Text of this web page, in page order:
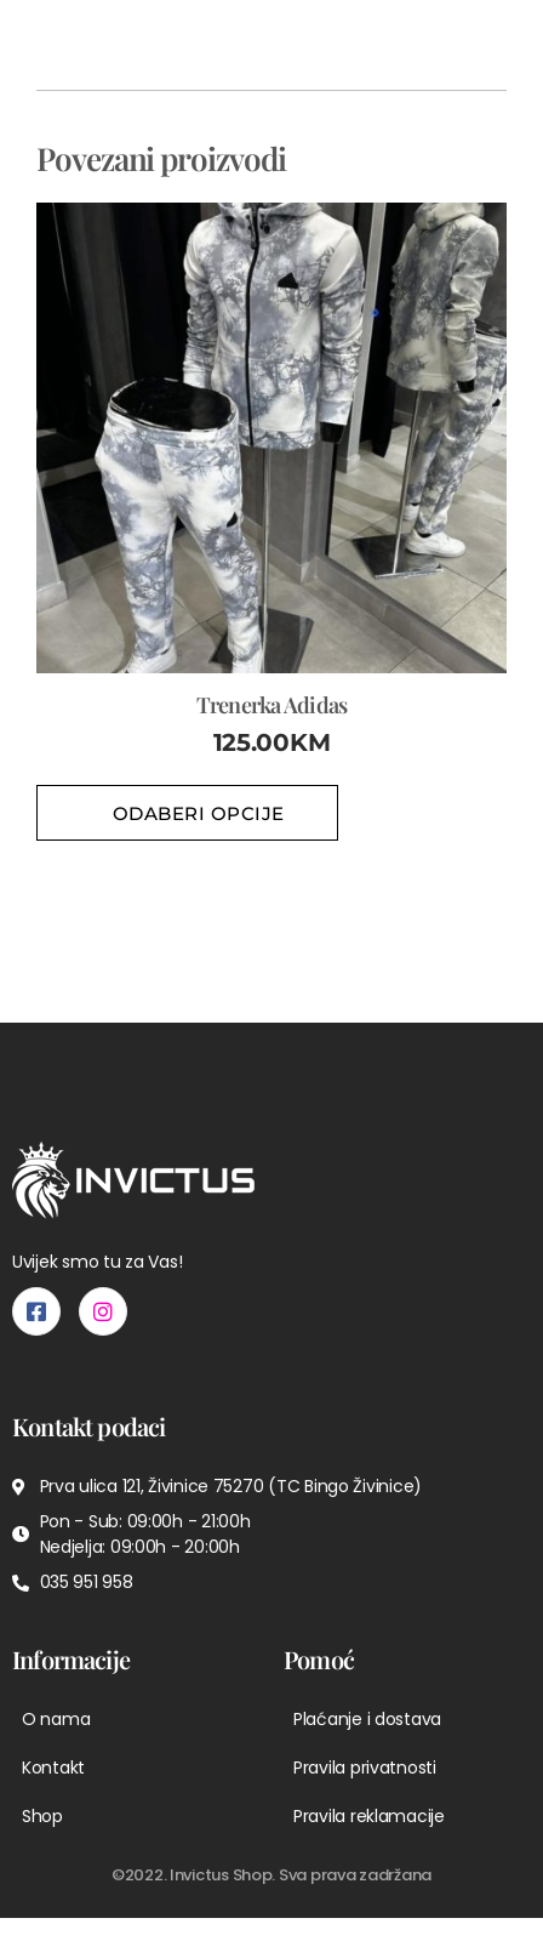
Povezani proizvodi
Trenerka Adidas
125.00KM
ODABERI OPCIJE
Uvijek smo tu za Vas!
Kontakt podaci
Prva ulica 121, Živinice 75270 (TC Bingo Živinice)
Pon - Sub: 09:00h - 21:00h
Nedjelja: 09:00h - 20:00h
035 951 958
Informacije
O nama
Kontakt
Shop
Pomoć
Plaćanje i dostava
Pravila privatnosti
Pravila reklamacije
©2022. Invictus Shop. Sva prava zadržana